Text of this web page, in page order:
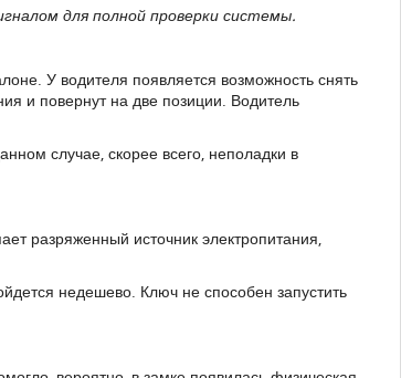
для полной проверки системы.
У водителя появляется возможность снять
и повернут на две позиции. Водитель
случае, скорее всего, неполадки в
разряженный источник электропитания,
недешево. Ключ не способен запустить